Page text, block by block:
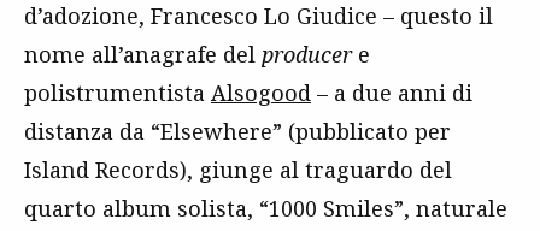
d’adozione, Francesco Lo Giudice – questo il
nome all’anagrafe del producere
polistrumentista Alsogood – a due anni di
distanza da “Elsewhere” (pubblicato per
Island Records), giunge al traguardo del
quarto album solista, “1000 Smiles”, naturale